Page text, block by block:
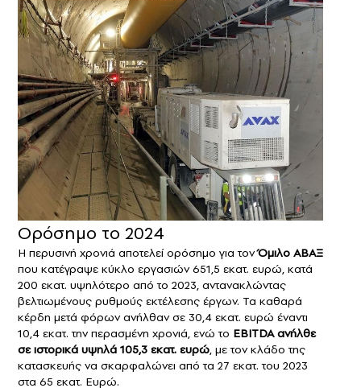
Ορόσημο το 2024
Η περυσινή χρονιά αποτελεί ορόσημο για τονΌμιλο ΑΒΑΞ
που κατέγραψε κύκλο εργασιών 651,5 εκατ. ευρώ, κατά
200 εκατ. υψηλότερο από το 2023, αντανακλώντας
βελτιωμένους ρυθμούς εκτέλεσης έργων. Τα καθαρά
κέρδη μετά φόρων ανήλθαν σε 30,4 εκατ. ευρώ έναντι
10,4 εκατ. την περασμένη χρονιά, ενώ το ΕΒΙΤDA ανήλθε
σε ιστορικά υψηλά 105,3 εκατ. ευρώ, με τον κλάδο της
κατασκευής να σκαρφαλώνει από τα 27 εκατ. του 2023
στα 65 εκατ. Ευρώ.